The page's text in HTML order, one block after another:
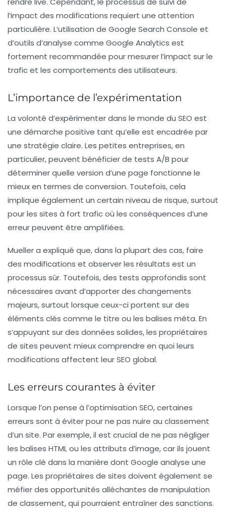
l’impact des modifications requiert une attention
particulière. L’utilisation de Google Search Console et
d’outils d’analyse comme Google Analytics est
fortement recommandée pour mesurer l’impact sur le
trafic et les comportements des utilisateurs.
L’importance de l’expérimentation
La volonté d’expérimenter dans le monde du SEO est
une démarche positive tant qu’elle est encadrée par
une stratégie claire. Les petites entreprises, en
particulier, peuvent bénéficier de tests A/B pour
déterminer quelle version d’une page fonctionne le
mieux en termes de conversion. Toutefois, cela
implique également un certain niveau de risque, surtout
pour les sites à fort trafic où les conséquences d’une
erreur peuvent être amplifiées.
Mueller a expliqué que, dans la plupart des cas, faire
des modifications et observer les résultats est un
processus sûr. Toutefois, des tests approfondis sont
nécessaires avant d’apporter des changements
majeurs, surtout lorsque ceux-ci portent sur des
éléments clés comme le titre ou les balises méta. En
s’appuyant sur des données solides, les propriétaires
de sites peuvent mieux comprendre en quoi leurs
modifications affectent leur SEO global.
Les erreurs courantes à éviter
Lorsque l’on pense à l’optimisation SEO, certaines
erreurs sont à éviter pour ne pas nuire au classement
d’un site. Par exemple, il est crucial de ne pas négliger
les balises HTML ou les attributs d’image, car ils jouent
un rôle clé dans la manière dont Google analyse une
page. Les propriétaires de sites doivent également se
méfier des opportunités alléchantes de manipulation
de classement, qui pourraient entraîner des sanctions.